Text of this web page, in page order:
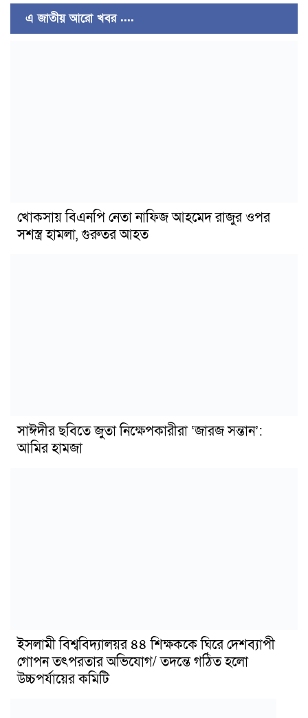
এ জাতীয় আরো খবর ....
খোকসায় বিএনপি নেতা নাফিজ আহমেদ রাজুর ওপর
সশস্ত্র হামলা, গুরুতর আহত
সাঈদীর ছবিতে জুতা নিক্ষেপকারীরা ‘জারজ সন্তান’:
আমির হামজা
ইসলামী বিশ্ববিদ্যালয়র ৪৪ শিক্ষককে ঘিরে দেশব্যাপী
গোপন তৎপরতার অভিযোগ/ তদন্তে গঠিত হলো
উচ্চপর্যায়ের কমিটি